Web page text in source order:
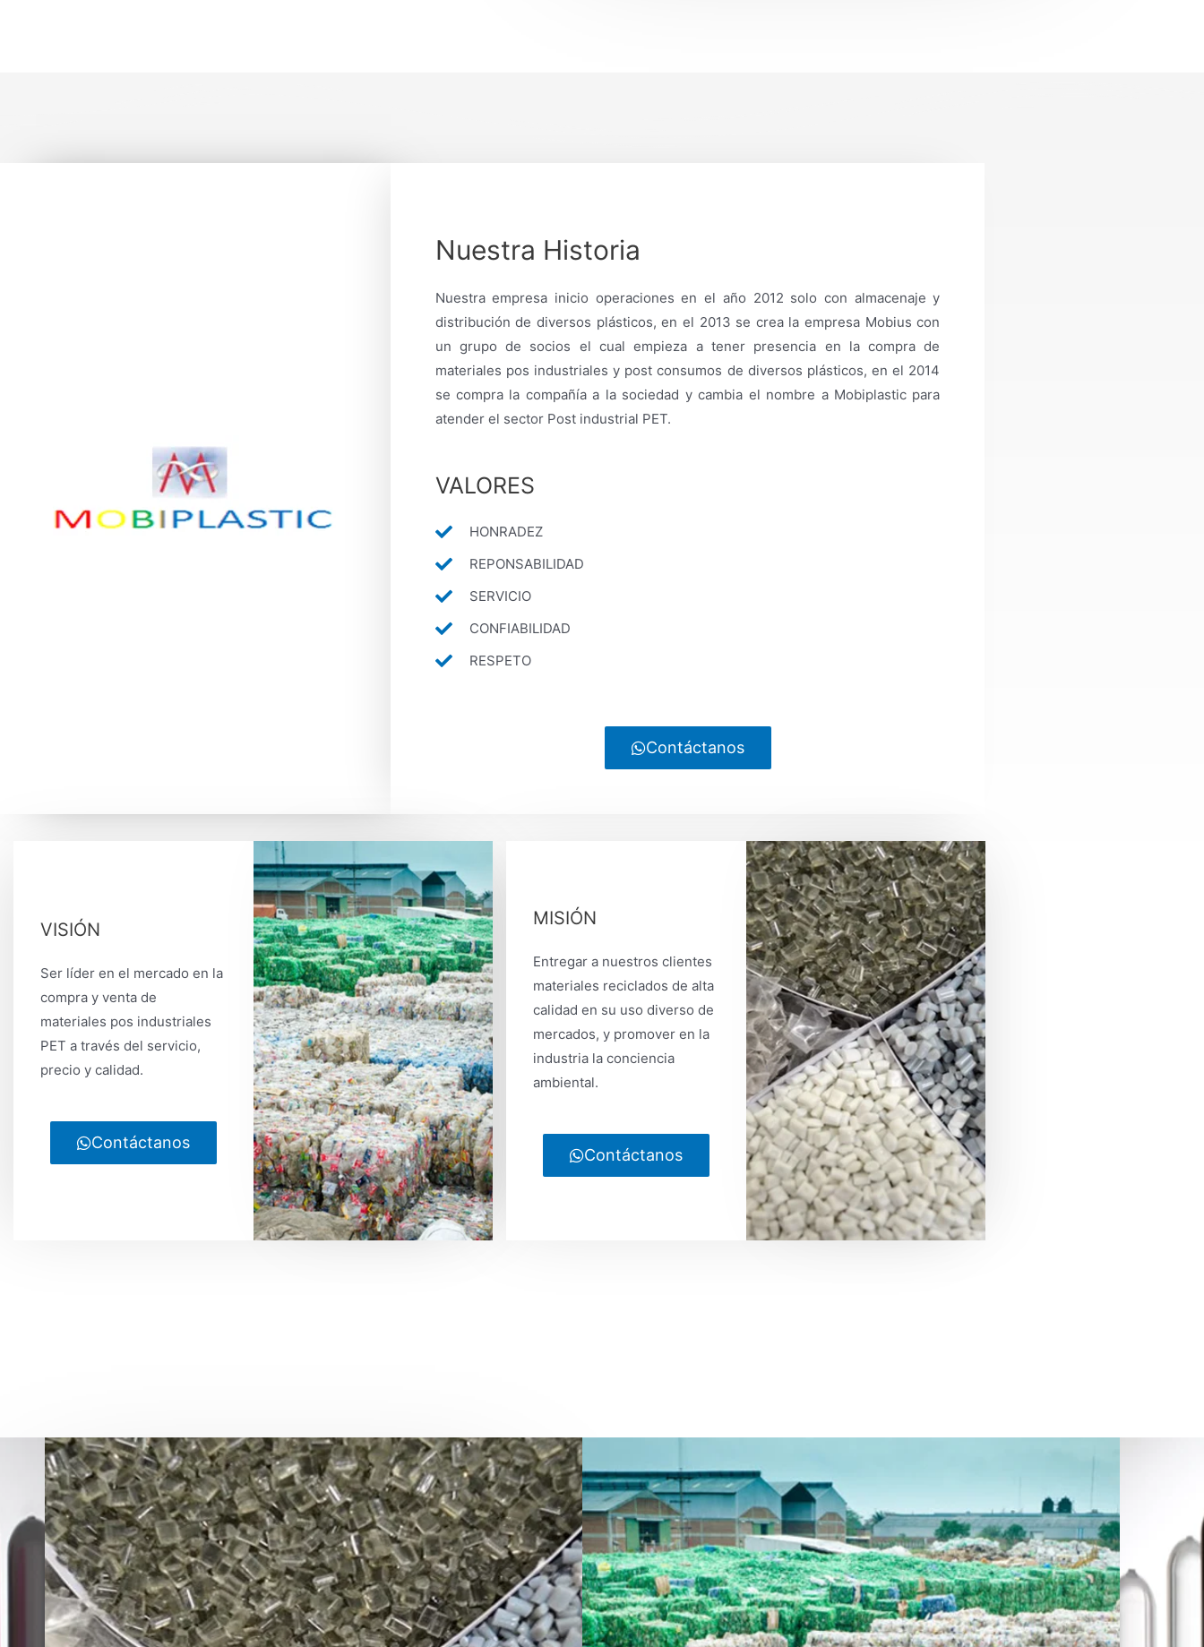
Nuestra Historia
Nuestra empresa inicio operaciones en el año 2012 solo con almacenaje y
distribución de diversos plásticos, en el 2013 se crea la empresa Mobius con
un grupo de socios el cual empieza a tener presencia en la compra de
materiales pos industriales y post consumos de diversos plásticos, en el 2014
se compra la compañía a la sociedad y cambia el nombre a Mobiplastic para
atender el sector Post industrial PET.
VALORES
HONRADEZ
REPONSABILIDAD
SERVICIO
CONFIABILIDAD
RESPETO
Contáctanos
VISIÓN
Ser líder en el mercado en la
compra y venta de
materiales pos industriales
PET a través del servicio,
precio y calidad.
Contáctanos
MISIÓN
Entregar a nuestros clientes
materiales reciclados de alta
calidad en su uso diverso de
mercados, y promover en la
industria la conciencia
ambiental.
Contáctanos
MATERIALES
PREFORMA PET (Granel o Molida).